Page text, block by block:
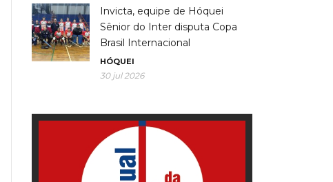
Invicta, equipe de Hóquei
Sênior do Inter disputa Copa
Brasil Internacional
HÓQUEI
30 jul 2026